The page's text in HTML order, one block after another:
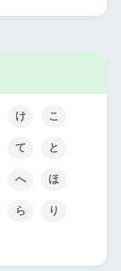
け こ
て と
へ ほ
ら り